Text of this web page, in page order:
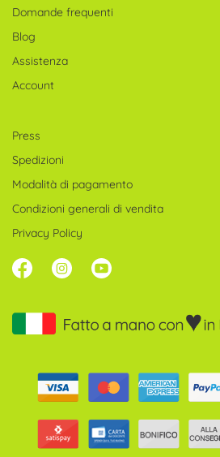
Domande frequenti
Blog
Assistenza
Account
Press
Spedizioni
Modalità di pagamento
Condizioni generali di vendita
Privacy Policy